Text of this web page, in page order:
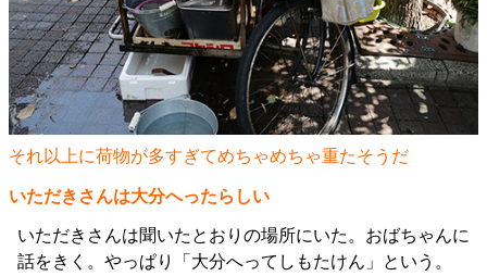
それ以上に荷物が多すぎてめちゃめちゃ重たそうだ
いただきさんは大分へったらしい
いただきさんは聞いたとおりの場所にいた。おばちゃんに
話をきく。やっぱり「大分へってしもたけん」という。